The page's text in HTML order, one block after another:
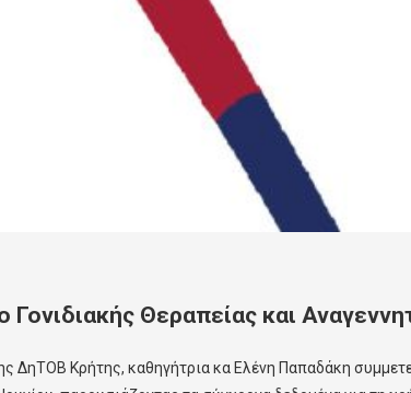
Θεραπείας και
ΔηΤΟΒ Κρήτης, καθηγήτρια κα Ελένη Παπαδάκη